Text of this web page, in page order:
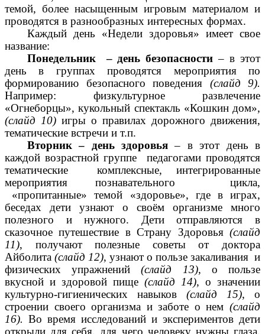
темой, более насыщенным игровым материалом и
проводятся в разнообразных интересных формах.
Каждый день «Недели здоровья» имеет свое
название:
Понедельник – день безопасности – в этот
день в группах проводятся мероприятия по
формированию безопасного поведения (слайд 9).
Например: физкультурное развлечение
«Огнеборцы», кукольный спектакль «Кошкин дом»,
(слайд 10) игры о правилах дорожного движения,
тематические встречи и т.п.
Вторник – день здоровья – в этот день в
каждой возрастной группе педагогами проводятся
тематические комплексные, интегрированные
мероприятия познавательного цикла,
«пропитанные» темой «здоровье», где в играх,
беседах дети узнают о своём организме много
полезного и нужного. Дети отправляются в
сказочное путешествие в Страну Здоровья (слайд
11), получают полезные советы от доктора
Айболита (слайд 12), узнают о пользе закаливания и
физических упражнений(слайд 13), о пользе
вкусной и здоровой пище (слайд 14), о значении
культурно-гигиенических навыков (слайд 15), о
строении своего организма и заботе о нем (слайд
16). Во время исследований и экспериментов дети